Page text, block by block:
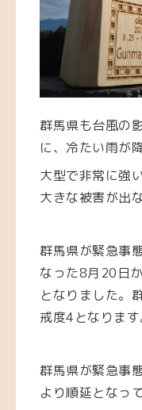
群馬県も台風の
に、冷たい雨が
大型で非常に強
大きな被害が出
群馬県が緊急事
なった8月20日
となりました。
戒度4となります
群馬県が緊急事
より順延となっ